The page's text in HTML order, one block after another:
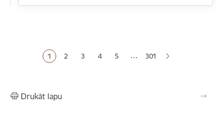
Pašreizējā lapa
1 Lapa
2 Lapa
3 Lapa
4 Lapa
5 … 301
Drukāt lapu